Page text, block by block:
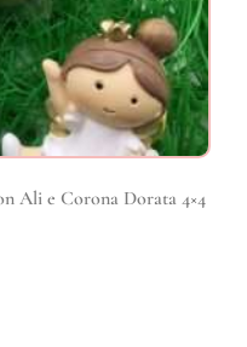
Ali e Corona Dorata 4×4